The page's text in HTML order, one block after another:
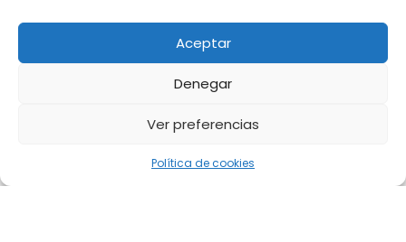
Aceptar
Denegar
Ver preferencias
Política de cookies